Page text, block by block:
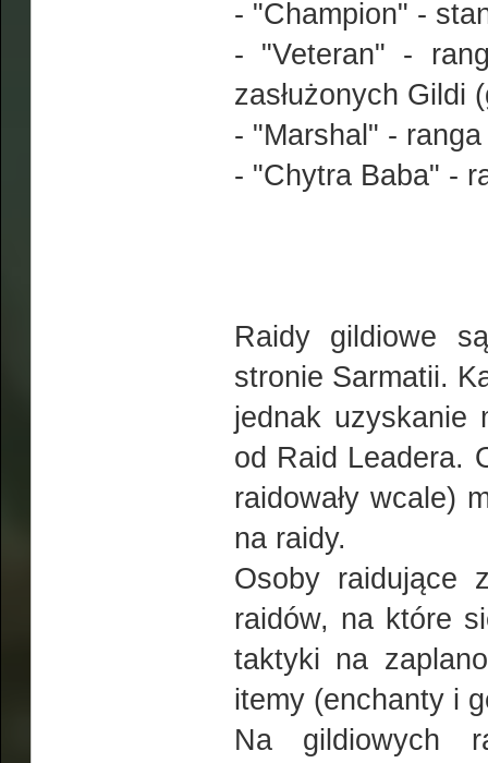
- "Champion" -
- "Veteran" -
zasłużonych Gildi
- "Marshal" -
- "Chytra Baba" -
Raidy gildiowe
stronie Sarmatii.
jednak uzyskanie
od Raid Leadera.
raidowały wcale)
na raidy.
Osoby raidujące
raidów, na które
taktyki na
itemy (enchanty i
Na gildiowych